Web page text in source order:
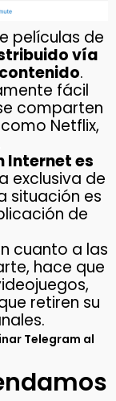
películas de
vía
.
fácil
comparten
Netflix,
Internet es
exclusiva de
situación es
de
cuanto a las
hace que
retiren su
Telegram al